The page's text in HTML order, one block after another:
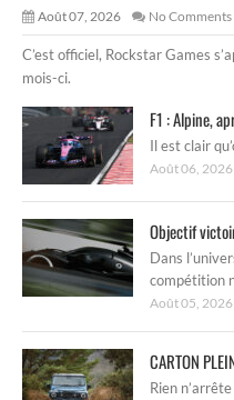
Août 07, 2026 No Comments
C’est officiel, Rockstar Games
mois-ci.
F1 : Alpine,
Il est clair
Août 06, 2026
Objectif
Dans
compétition
Août 05, 2026
CARTON
Rien